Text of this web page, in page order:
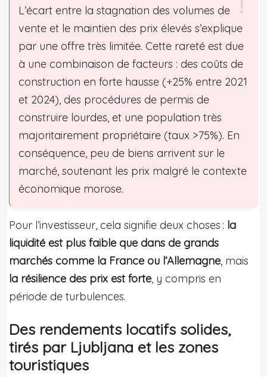
L’écart entre la stagnation des volumes de
vente et le maintien des prix élevés s’explique
par une offre très limitée. Cette rareté est due
à une combinaison de facteurs : des coûts de
construction en forte hausse (+25% entre 2021
et 2024), des procédures de permis de
construire lourdes, et une population très
majoritairement propriétaire (taux >75%). En
conséquence, peu de biens arrivent sur le
marché, soutenant les prix malgré le contexte
économique morose.
Pour l’investisseur, cela signifie deux choses : la
liquidité est plus faible que dans de grands
marchés comme la France ou l’Allemagne, mais
la résilience des prix est forte, y compris en
période de turbulences.
Des rendements locatifs solides,
tirés par Ljubljana et les zones
touristiques